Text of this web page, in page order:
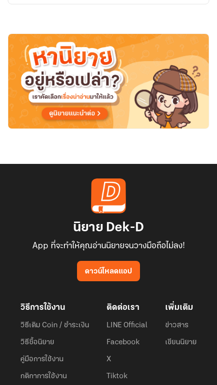
นิยาย Dek-D
App ที่จะทำให้คุณอ่านนิยายจนวางมือถือไม่ลง!
ดาวน์โหลดแอป
วิธีการใช้งาน
วิธีเติม Coin / ชำระเงิน
วิธีซื้อนิยาย
คู่มือการใช้งาน
กติกาการใช้งาน
ติดต่อเรา
LINE Official
Facebook
X
Tiktok
เพิ่มเติม
ข่าวสาร
เขียนนิยาย